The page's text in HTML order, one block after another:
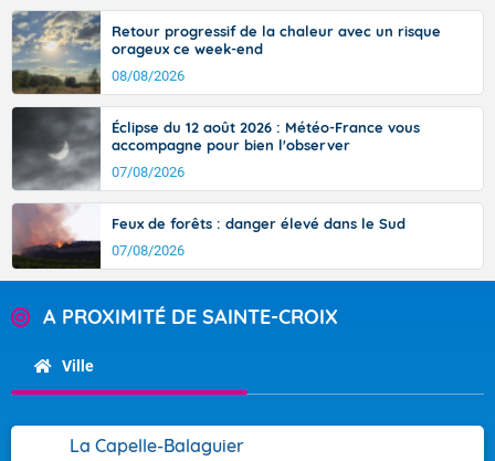
Retour progressif de la chaleur avec un risque
orageux ce week-end
08/08/2026
Éclipse du 12 août 2026 : Météo-France vous
accompagne pour bien l'observer
07/08/2026
Feux de forêts : danger élevé dans le Sud
07/08/2026
A PROXIMITÉ DE SAINTE-CROIX
Ville
La Capelle-Balaguier